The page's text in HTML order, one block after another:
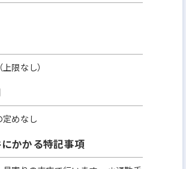
限なし）
定めなし
かかる特記事項